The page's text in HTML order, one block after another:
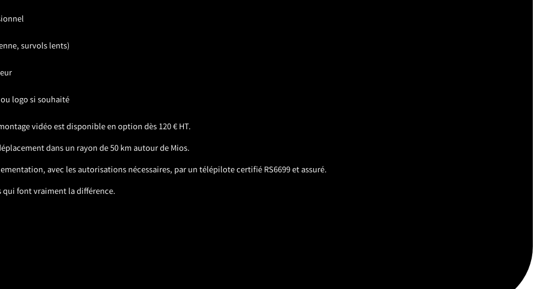
survols lents)
logo si souhaité
vidéo est disponible en option dès 120 € HT.
dans un rayon de 50 km autour de Mios.
avec les autorisations nécessaires, par un télépilote certifié RS6699 et assuré.
qui font vraiment la différence.